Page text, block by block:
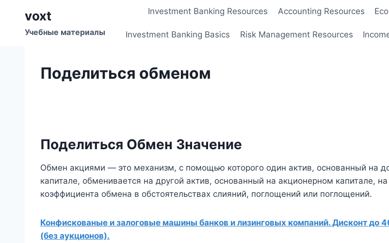
содержимому
voxt
Учебные материалы
Investment Banking Resources Accounting Resources
Investment Banking Basics Risk Management Resources
Поделиться обменом
Поделиться Обмен Значение
Обмен акциями — это механизм, с помощью которого один актив, основанный на
капитале, обменивается на другой актив, основанный на акционерном капитале,
коэффициента обмена в обстоятельствах слияний, поглощений или поглощений.
Конфискованые и залоговые машины банков и лизинговых компаний. Дисконт до
(без аукционов).